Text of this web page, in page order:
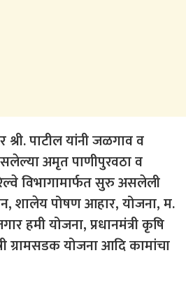
पाटील यांनी जळगाव व
अमृत पाणीपुरवठा व
विभागामार्फत सुरु असलेली
शालेय पोषण आहार, योजना, म.
हमी योजना, प्रधानमंत्री कृषि
ग्रामसडक योजना आदि कामांचा